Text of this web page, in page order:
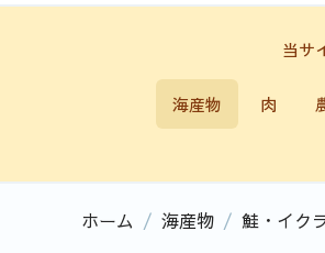
当サ
海産物 肉
ホーム / 海産物 / 鮭・イク